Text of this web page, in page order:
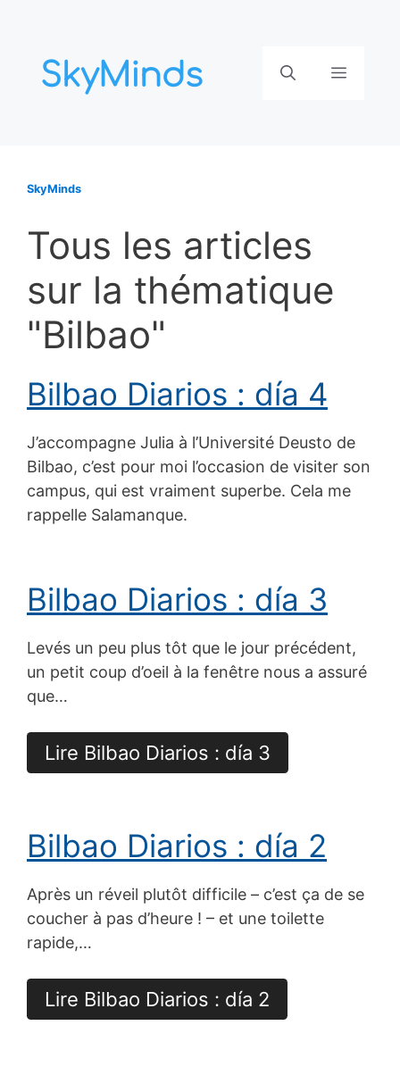
contenu
Menu
SkyMinds
Tous les articles
sur la thématique
"Bilbao"
Bilbao Diarios : día 4
J’accompagne Julia à l’Université Deusto de
Bilbao, c’est pour moi l’occasion de visiter son
campus, qui est vraiment superbe. Cela me
rappelle Salamanque.
Bilbao Diarios : día 3
Levés un peu plus tôt que le jour précédent,
un petit coup d’oeil à la fenêtre nous a assuré
que…
Lire Bilbao Diarios : día 3
Bilbao Diarios : día 2
Après un réveil plutôt difficile – c’est ça de se
coucher à pas d’heure ! – et une toilette
rapide,…
Lire Bilbao Diarios : día 2